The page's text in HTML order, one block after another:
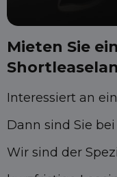
Mieten Sie
Interessiert an
Dann sind Sie
Wir sind der